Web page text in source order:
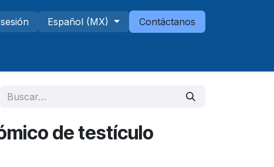
Español (MX) Contáctanos
de testículo